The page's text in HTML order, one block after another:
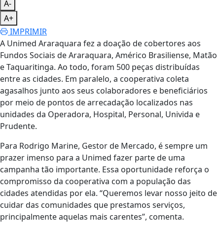
A-
A+
IMPRIMIR
A Unimed Araraquara fez a doação de cobertores aos
Fundos Sociais de Araraquara, Américo Brasiliense, Matão
e Taquaritinga. Ao todo, foram 500 peças distribuídas
entre as cidades. Em paralelo, a cooperativa coleta
agasalhos junto aos seus colaboradores e beneficiários
por meio de pontos de arrecadação localizados nas
unidades da Operadora, Hospital, Personal, Univida e
Prudente.
Para Rodrigo Marine, Gestor de Mercado, é sempre um
prazer imenso para a Unimed fazer parte de uma
campanha tão importante. Essa oportunidade reforça o
compromisso da cooperativa com a população das
cidades atendidas por ela. “Queremos levar nosso jeito de
cuidar das comunidades que prestamos serviços,
principalmente aquelas mais carentes”, comenta.